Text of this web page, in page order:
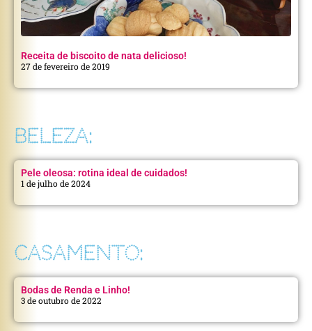
Receita de biscoito de nata delicioso!
27 de fevereiro de 2019
BELEZA:
Pele oleosa: rotina ideal de cuidados!
1 de julho de 2024
CASAMENTO:
Bodas de Renda e Linho!
3 de outubro de 2022